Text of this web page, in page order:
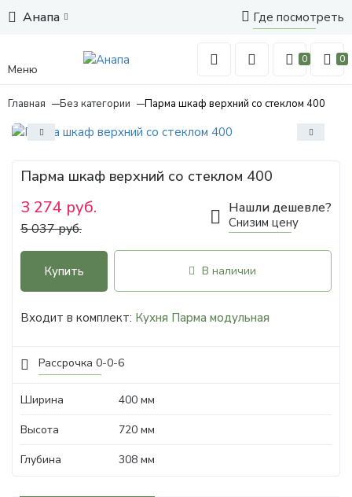
Анапа Где посмотреть
Меню
0 0
Главная Без категории Парма шкаф верхний со стеклом 400
Рассрочка 0-0-6
Парма шкаф верхний со стеклом 400
3 274 руб.
5 037 руб.
Нашли дешевле?
Снизим цену
Купить В наличии
Входит в комплект: Кухня Парма модульная
Ширина
400 мм
Высота
720 мм
Глубина
308 мм